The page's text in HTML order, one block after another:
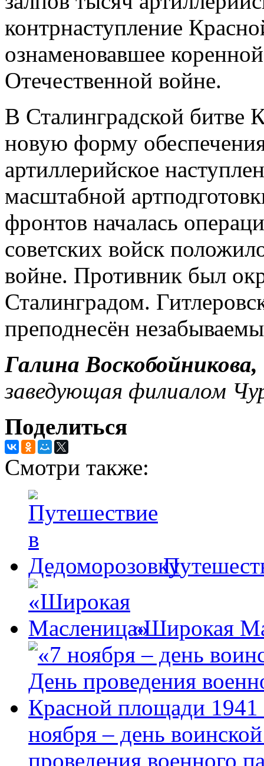
контрнаступление
ознаменовавшее
Отечественной войне.
В Сталинградской битве
новую форму
артиллерийское
масштабной
фронтов началась
советских войск
войне. Противник был
Сталинградом.
преподнесён
Галина Воскобойникова,
заведующая филиалом
Поделиться
Смотри также:
«Широкая
ноября – день
проведения военного